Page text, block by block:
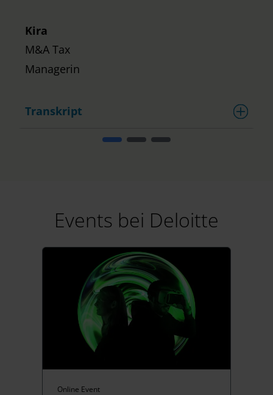
Kira
M&A Tax
Managerin
Transkript
Events bei Deloitte
Online Event